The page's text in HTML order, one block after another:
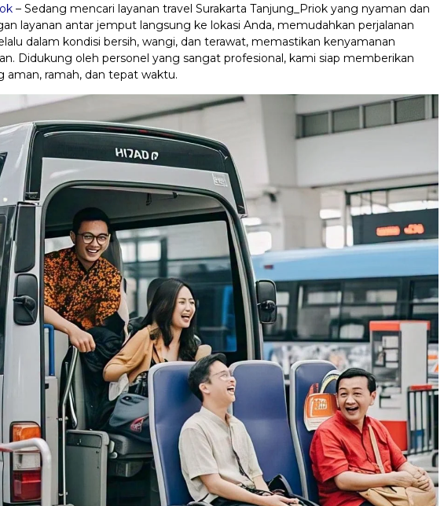
– Sedang mencari layanan travel Surakarta Tanjung_Priok yang nyaman dan
layanan antar jemput langsung ke lokasi Anda, memudahkan perjalanan
dalam kondisi bersih, wangi, dan terawat, memastikan kenyamanan
Didukung oleh personel yang sangat profesional, kami siap memberikan
aman, ramah, dan tepat waktu.